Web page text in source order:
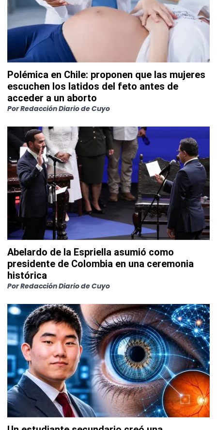
Polémica en Chile: proponen que las mujeres
escuchen los latidos del feto antes de
acceder a un aborto
PorRedacción Diario de Cuyo
Abelardo de la Espriella asumió como
presidente de Colombia en una ceremonia
histórica
PorRedacción Diario de Cuyo